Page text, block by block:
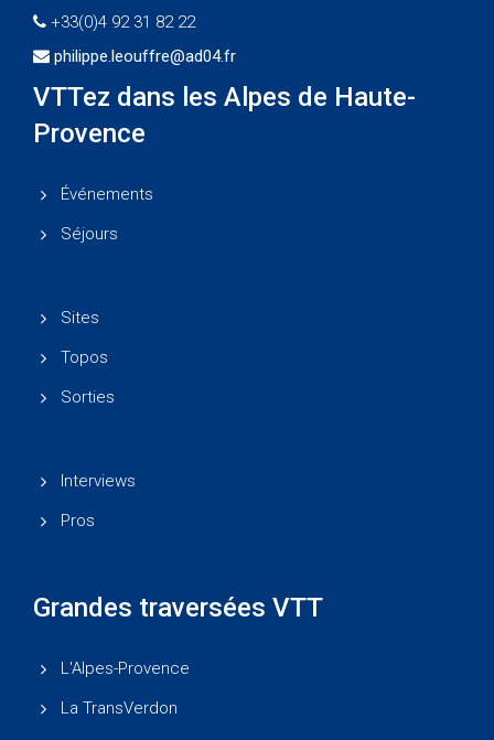
+33(0)4 92 31 82 22
philippe.leouffre@ad04.fr
VTTez dans les Alpes de Haute-
Provence
Événements
Séjours
Sites
Topos
Sorties
Interviews
Pros
Grandes traversées VTT
L'Alpes-Provence
La TransVerdon